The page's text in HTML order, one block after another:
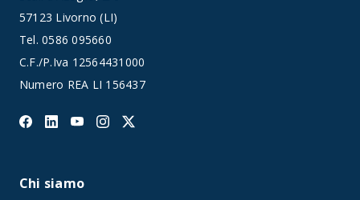
57123 Livorno (LI)
Tel.0586 095660
C.F./P.Iva 12564431000
Numero REA LI 156437
Chi siamo